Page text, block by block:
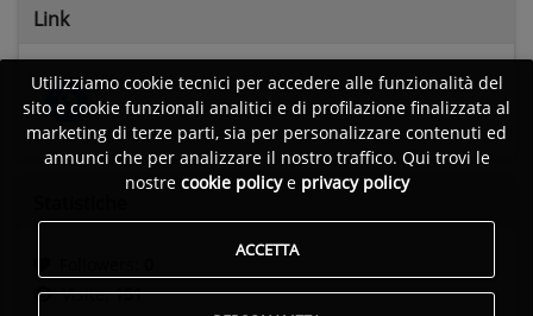
Link
Visite:151
Utilizziamo cookie tecnici per accedere alle funzionalità del
sito e cookie funzionali analitici e di profilazione finalizzata al
marketing di terze parti, sia per personalizzare contenuti ed
annunci che per analizzare il nostro traffico. Qui trovi le
nostre cookie policye privacy policy
ACCETTA